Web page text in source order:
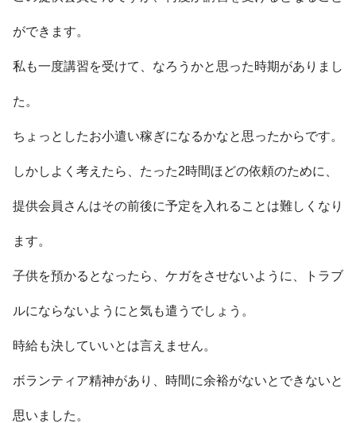
ができます。
私も一度講習を受けて、なろうかと思った時期がありまし
た。
ちょっとしたお小遣い稼ぎになるかなと思ったからです。
しかしよく考えたら、たった2時間ほどの依頼のために、
提供会員さんはその前後に予定を入れることは難しくなり
ます。
子供を預かるとなったら、ケガをさせないように、トラブ
ルにならないようにと気も遣うでしょう。
時給も決していいとは言えません。
ボランティア精神があり、時間に余裕がないとできないと
思いました。